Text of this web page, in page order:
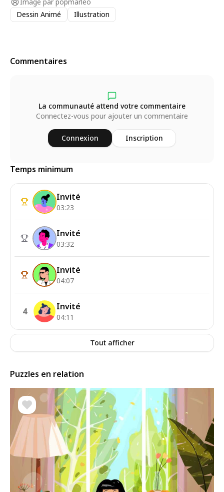
Dessin Animé
Illustration
Commentaires
La communauté attend votre commentaire
Connectez-vous pour ajouter un commentaire
Connexion Inscription
Temps minimum
Invité
03:23
Invité
03:32
Invité
04:07
4 Invité
04:11
Tout afficher
Puzzles en relation